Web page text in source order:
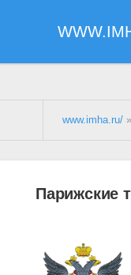
head.php"}
www.imha.ru/ »
Парижские